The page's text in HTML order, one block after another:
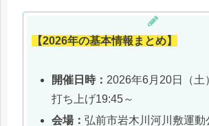
【2026年の基本情報まとめ】
開催日時： 2026年6月20日（土
打ち上げ19:45～
会場：弘前市岩木川河川敷運動